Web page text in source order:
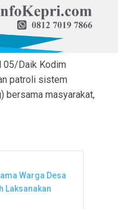
05/Daik Kodim
patroli sistem
bersama masyarakat,
Warga Desa
Laksanakan